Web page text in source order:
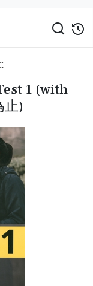
1 (with
止)